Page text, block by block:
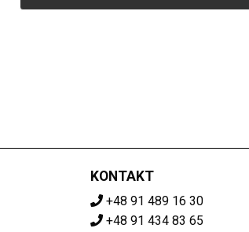
KONTAKT
+48 91 489 16 30
+48 91 434 83 65